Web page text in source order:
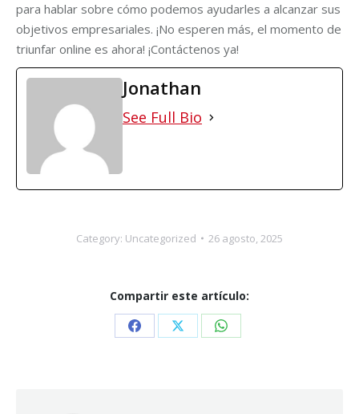
para hablar sobre cómo podemos ayudarles a alcanzar sus
objetivos empresariales. ¡No esperen más, el momento de
triunfar online es ahora! ¡Contáctenos ya!
Jonathan
See Full Bio
Category: Uncategorized 26 agosto, 2025
Compartir este artículo:
Share Share Share